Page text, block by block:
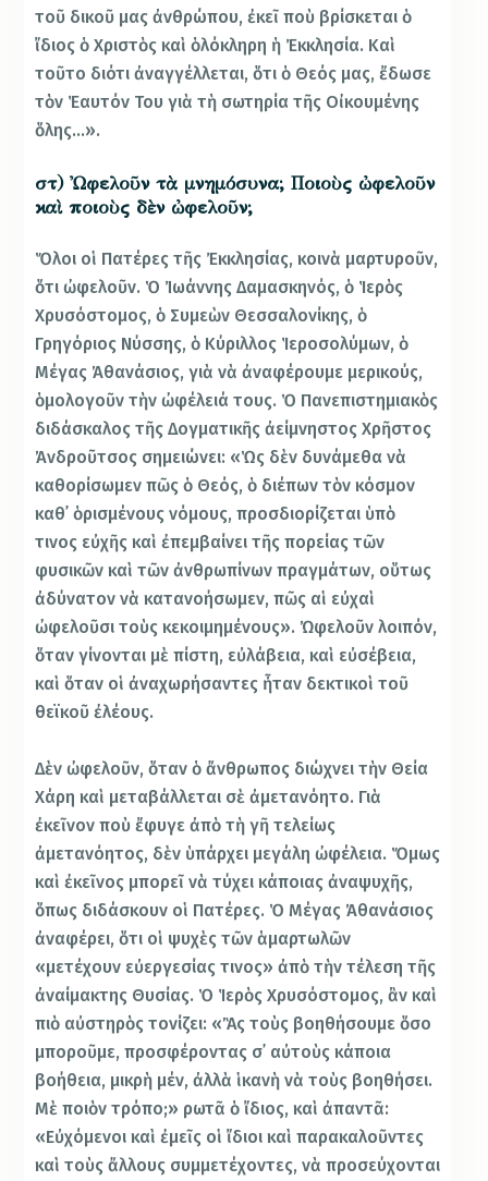
τοῦ δικοῦ μας ἀνθρώπου, ἐκεῖ ποὺ βρίσκεται ὁ
ἴδιος ὁ Χριστὸς καὶ ὁλόκληρη ἡ Ἐκκλησία. Καὶ
τοῦτο διότι ἀναγγέλλεται, ὅτι ὁ Θεός μας, ἔδωσε
τὸν Ἑαυτόν Του γιὰ τὴ σωτηρία τῆς Οἰκουμένης
ὅλης…».
στ) Ὠφελοῦν τὰ μνημόσυνα; Ποιοὺς ὠφελοῦν
καὶ ποιοὺς δὲν ὠφελοῦν;
Ὅλοι οἱ Πατέρες τῆς Ἐκκλησίας, κοινὰ μαρτυροῦν,
ὅτι ὠφελοῦν. Ὁ Ἰωάννης Δαμασκηνός, ὁ Ἱερὸς
Χρυσόστομος, ὁ Συμεὼν Θεσσαλονίκης, ὁ
Γρηγόριος Νύσσης, ὁ Κύριλλος Ἱεροσολύμων, ὁ
Μέγας Ἀθανάσιος, γιὰ νὰ ἀναφέρουμε μερικούς,
ὁμολογοῦν τὴν ὠφέλειά τους. Ὁ Πανεπιστημιακὸς
διδάσκαλος τῆς Δογματικῆς ἀείμνηστος Χρῆστος
Ἀνδροῦτσος σημειώνει: «Ὡς δὲν δυνάμεθα νὰ
καθορίσωμεν πῶς ὁ Θεός, ὁ διέπων τὸν κόσμον
καθ᾿ ὁρισμένους νόμους, προσδιορίζεται ὑπὸ
τινος εὐχῆς καὶ ἐπεμβαίνει τῆς πορείας τῶν
φυσικῶν καὶ τῶν ἀνθρωπίνων πραγμάτων, οὕτως
ἀδύνατον νὰ κατανοήσωμεν, πῶς αἱ εὐχαὶ
ὠφελοῦσι τοὺς κεκοιμημένους». Ὠφελοῦν λοιπόν,
ὅταν γίνονται μὲ πίστη, εὐλάβεια, καὶ εὐσέβεια,
καὶ ὅταν οἱ ἀναχωρήσαντες ἦταν δεκτικοὶ τοῦ
θεϊκοῦ ἐλέους.
Δὲν ὠφελοῦν, ὅταν ὁ ἄνθρωπος διώχνει τὴν Θεία
Χάρη καὶ μεταβάλλεται σὲ ἀμετανόητο. Γιὰ
ἐκεῖνον ποὺ ἔφυγε ἀπὸ τὴ γῆ τελείως
ἀμετανόητος, δὲν ὑπάρχει μεγάλη ὠφέλεια. Ὅμως
καὶ ἐκεῖνος μπορεῖ νὰ τύχει κάποιας ἀναψυχῆς,
ὅπως διδάσκουν οἱ Πατέρες. Ὁ Μέγας Ἀθανάσιος
ἀναφέρει, ὅτι οἱ ψυχὲς τῶν ἁμαρτωλῶν
«μετέχουν εὐεργεσίας τινος» ἀπὸ τὴν τέλεση τῆς
ἀναίμακτης Θυσίας. Ὁ Ἱερὸς Χρυσόστομος, ἂν καὶ
πιὸ αὐστηρὸς τονίζει: «Ἂς τοὺς βοηθήσουμε ὅσο
μποροῦμε, προσφέροντας σ᾿ αὐτοὺς κάποια
βοήθεια, μικρὴ μέν, ἀλλὰ ἱκανὴ νὰ τοὺς βοηθήσει.
Μὲ ποιὸν τρόπο;» ρωτᾶ ὁ ἴδιος, καὶ ἀπαντᾶ:
«Εὐχόμενοι καὶ ἐμεῖς οἱ ἴδιοι καὶ παρακαλοῦντες
καὶ τοὺς ἄλλους συμμετέχοντες, νὰ προσεύχονται